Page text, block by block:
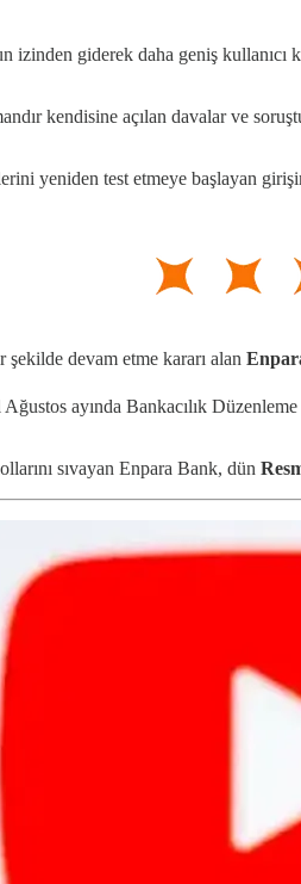
izinden giderek daha geniş
kendisine açılan davalar ve
yeniden test etmeye başlayan
şekilde devam etme kararı alan
ayında Bankacılık
sıvayan Enpara Bank, dün